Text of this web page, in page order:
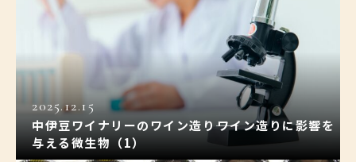
2025.12.15
中伊豆ワイナリーのワイン造り――ワイン造りに影響を
与える微生物（1）